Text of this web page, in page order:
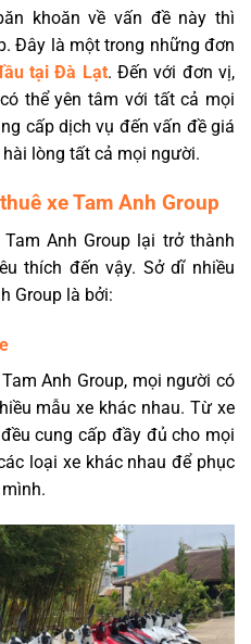
khoăn về vấn đề này thì
Đây là một trong những đơn
tại Đà Lạt. Đến với đơn vị,
thể yên tâm với tất cả mọi
cấp dịch vụ đến vấn đề giá
lòng tất cả mọi người.
xe Tam Anh Group
Anh Group lại trở thành
thích đến vậy. Sở dĩ nhiều
Group là bởi:
Anh Group, mọi người có
mẫu xe khác nhau. Từ xe
cung cấp đầy đủ cho mọi
loại xe khác nhau để phục